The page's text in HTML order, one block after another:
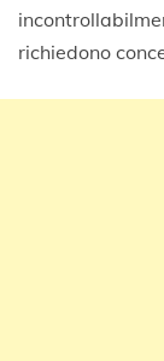
richiedono